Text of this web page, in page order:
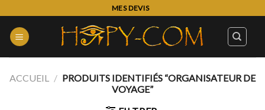
content
MES DEVIS
ACCUEIL / PRODUITS IDENTIFIÉS “ORGANISATEUR DE
VOYAGE”